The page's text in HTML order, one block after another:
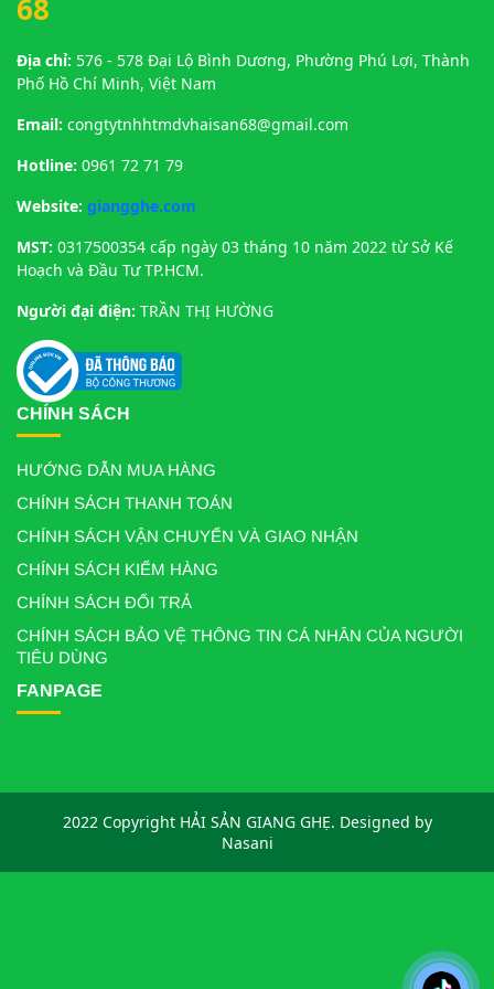
68
Địa chỉ: 576 - 578 Đại Lộ Bình Dương, Phường Phú Lợi, Thành
Phố Hồ Chí Minh, Việt Nam
Email: congtytnhhtmdvhaisan68@gmail.com
Hotline: 0961 72 71 79
Website: giangghe.com
MST: 0317500354 cấp ngày 03 tháng 10 năm 2022 từ Sở Kế
Hoạch và Đầu Tư TP.HCM.
Người đại điện: TRẦN THỊ HƯỜNG
CHÍNH SÁCH
HƯỚNG DẪN MUA HÀNG
CHÍNH SÁCH THANH TOÁN
CHÍNH SÁCH VẬN CHUYỂN VÀ GIAO NHẬN
CHÍNH SÁCH KIỂM HÀNG
CHÍNH SÁCH ĐỔI TRẢ
CHÍNH SÁCH BẢO VỆ THÔNG TIN CÁ NHÂN CỦA NGƯỜI
TIÊU DÙNG
FANPAGE
2022 Copyright HẢI SẢN GIANG GHẸ. Designed by
Nasani